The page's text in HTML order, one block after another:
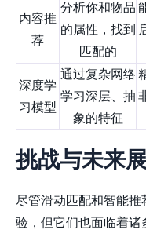
内容推
荐
分析你和物品
的属性，找到
匹配的
深度学
习模型
通过复杂网络
学习深层、抽
象的特征
挑战与未来
尽管滑动匹配和智能
验，但它们也面临着诸